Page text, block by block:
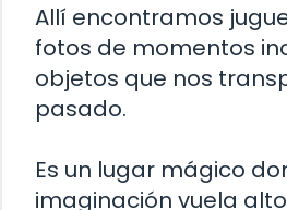
Allí encontramos
fotos de momentos
objetos que nos
pasado.
Es un lugar mágico
imaginación vuela